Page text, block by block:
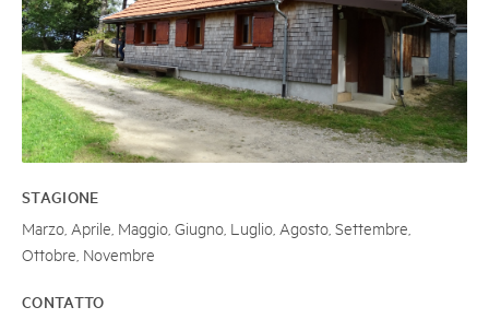
STAGIONE
Marzo, Aprile, Maggio, Giugno, Luglio, Agosto, Settembre,
Ottobre, Novembre
CONTATTO